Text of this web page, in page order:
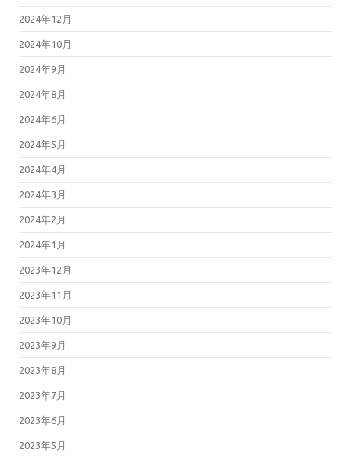
2024年12月
2024年10月
2024年9月
2024年8月
2024年6月
2024年5月
2024年4月
2024年3月
2024年2月
2024年1月
2023年12月
2023年11月
2023年10月
2023年9月
2023年8月
2023年7月
2023年6月
2023年5月